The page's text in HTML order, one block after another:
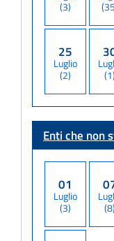
(3)
25
Luglio
(2)
(1)
Enti che non
01
Luglio
(3)
(8)